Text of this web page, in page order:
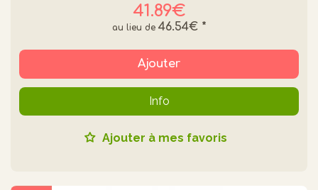
41.89€
46.54€ *
Ajouter
Info
Ajouter à mes favoris